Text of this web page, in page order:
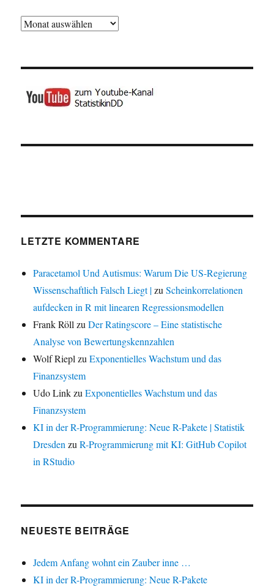
Archiv
LETZTE KOMMENTARE
Paracetamol Und Autismus: Warum Die US-Regierung
Wissenschaftlich Falsch Liegt |zuScheinkorrelationen
aufdecken in R mit linearen Regressionsmodellen
Frank RöllzuDer Ratingscore – Eine statistische
Analyse von Bewertungskennzahlen
Wolf RieplzuExponentielles Wachstum und das
Finanzsystem
Udo LinkzuExponentielles Wachstum und das
Finanzsystem
KI in der R-Programmierung: Neue R-Pakete | Statistik
DresdenzuR-Programmierung mit KI: GitHub Copilot
in RStudio
NEUESTE BEITRÄGE
Jedem Anfang wohnt ein Zauber inne …
KI in der R-Programmierung: Neue R-Pakete